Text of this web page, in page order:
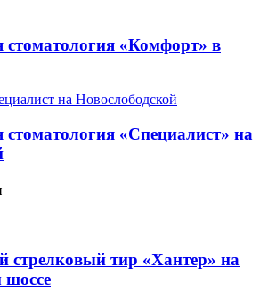
стоматология «Комфорт» в
стоматология «Специалист» на
стрелковый тир «Хантер» на